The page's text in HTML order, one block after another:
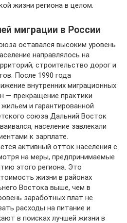
жизни региона в целом.
миграции в России
оставался высоким уровень
направлялось на
строительство дорог и
После 1990 года
внутренних миграционных
— прекращение практики
и гарантированной
союза Дальний Восток
население завлекали
к зарплате.
активный отток населения с
на меры, предпринимаемые
этого региона. Это
жизни в районах
Востока выше, чем в
заработных плат не
расходы на питание и
в поисках лучшей жизни в